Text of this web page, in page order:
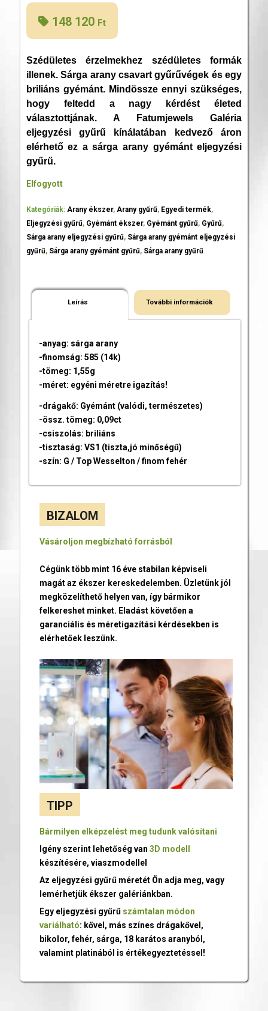
148 120 Ft
Szédületes érzelmekhez szédületes formák
illenek. Sárga arany csavart gyűrűvégek és egy
briliáns gyémánt. Mindössze ennyi szükséges,
hogy feltedd a nagy kérdést életed
választottjának. A Fatumjewels Galéria
eljegyzési gyűrű kínálatában kedvező áron
elérhető ez a sárga arany gyémánt eljegyzési
gyűrű.
Elfogyott
Kategóriák: Arany ékszer, Arany gyűrű, Egyedi termék,
Eljegyzési gyűrű, Gyémánt ékszer, Gyémánt gyűrű, Gyűrű,
Sárga arany eljegyzési gyűrű, Sárga arany gyémánt eljegyzési
gyűrű, Sárga arany gyémánt gyűrű, Sárga arany gyűrű
Leírás További információk
-anyag: sárga arany
-finomság: 585 (14k)
-tömeg: 1,55g
-méret: egyéni méretre igazítás!
-drágakő: Gyémánt (valódi, természetes)
-össz. tömeg: 0,09ct
-csiszolás: briliáns
-tisztaság: VS1 (tiszta,jó minőségű)
-szín: G / Top Wesselton / finom fehér
BIZALOM
Vásároljon megbízható forrásból
Cégünk több mint 16 éve stabilan képviseli
magát az ékszer kereskedelemben. Üzletünk jól
megközelíthető helyen van, így bármikor
felkereshet minket. Eladást követően a
garanciális és méretigazítási kérdésekben is
elérhetőek leszünk.
TIPP
Bármilyen elképzelést meg tudunk valósítani
Igény szerint lehetőség van 3D modell
készítésére, viaszmodellel
Az eljegyzési gyűrű méretét Ön adja meg, vagy
lemérhetjük ékszer galériánkban.
Egy eljegyzési gyűrű számtalan módon
variálható: kővel, más színes drágakővel,
bikolor, fehér, sárga, 18 karátos aranyból,
valamint platinából is értékegyeztetéssel!